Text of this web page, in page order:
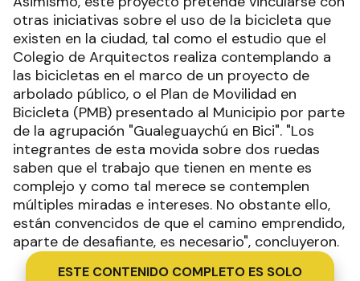
otras iniciativas sobre el uso de la bicicleta que
existen en la ciudad, tal como el estudio que el
Colegio de Arquitectos realiza contemplando a
las bicicletas en el marco de un proyecto de
arbolado público, o el Plan de Movilidad en
Bicicleta (PMB) presentado al Municipio por parte
de la agrupación "Gualeguaychú en Bici". "Los
integrantes de esta movida sobre dos ruedas
saben que el trabajo que tienen en mente es
complejo y como tal merece se contemplen
múltiples miradas e intereses. No obstante ello,
están convencidos de que el camino emprendido,
aparte de desafiante, es necesario", concluyeron.
ESTE CONTENIDO COMPLETO ES SOLO